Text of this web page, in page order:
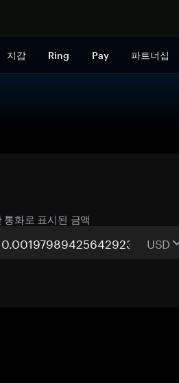
지갑 Ring Pay 파트너십
통화로 표시된 금액
USD